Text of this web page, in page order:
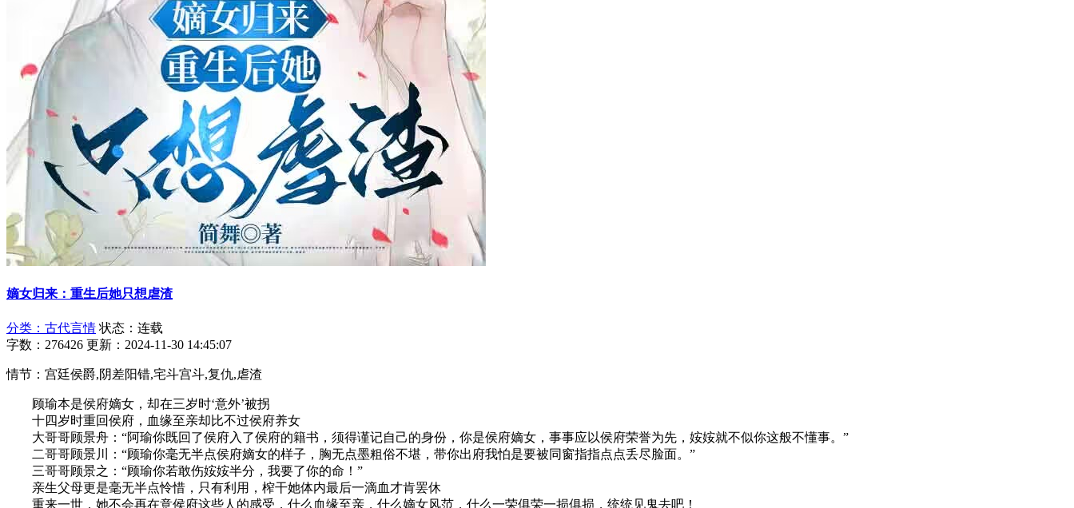
嫡女归来：重生后她只想虐渣
分类：古代言情 状态：连载
字数：276426 更新：2024-11-30 14:45:07
情节：宫廷侯爵,阴差阳错,宅斗宫斗,复仇,虐渣
顾瑜本是侯府嫡女，却在三岁时‘意外’被拐
十四岁时重回侯府，血缘至亲却比不过侯府养女
大哥哥顾景舟：“阿瑜你既回了侯府入了侯府的籍书，须得谨记自己的身份，你是侯府嫡女，事事应以侯府荣誉为先，姲姲就不似你这般不懂事。”
二哥哥顾景川：“顾瑜你毫无半点侯府嫡女的样子，胸无点墨粗俗不堪，带你出府我怕是要被同窗指指点点丢尽脸面。”
三哥哥顾景之：“顾瑜你若敢伤姲姲半分，我要了你的命！”
亲生父母更是毫无半点怜惜，只有利用，榨干她体内最后一滴血才肯罢休
重来一世，她不会再在意侯府这些人的感受，什么血缘至亲，什么嫡女风范，什么一荣俱荣一损俱损，统统见鬼去吧！